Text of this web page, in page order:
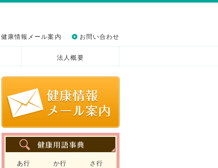
健康情報メール案内 お問い合わせ
法人概要
あ行 か行
さ行